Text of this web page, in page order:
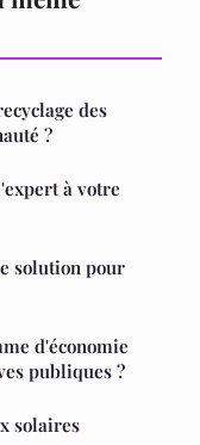
des
?
à votre
solution pour
d'économie
publiques ?
solaires